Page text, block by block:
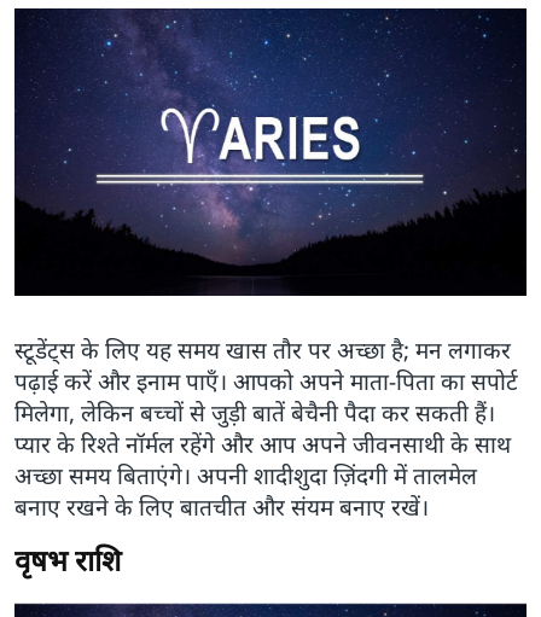
स्टूडेंट्स के लिए यह समय खास तौर पर अच्छा है; मन लगाकर
पढ़ाई करें और इनाम पाएँ। आपको अपने माता-पिता का सपोर्ट
मिलेगा, लेकिन बच्चों से जुड़ी बातें बेचैनी पैदा कर सकती हैं।
प्यार के रिश्ते नॉर्मल रहेंगे और आप अपने जीवनसाथी के साथ
अच्छा समय बिताएंगे। अपनी शादीशुदा ज़िंदगी में तालमेल
बनाए रखने के लिए बातचीत और संयम बनाए रखें।
वृषभ राशि